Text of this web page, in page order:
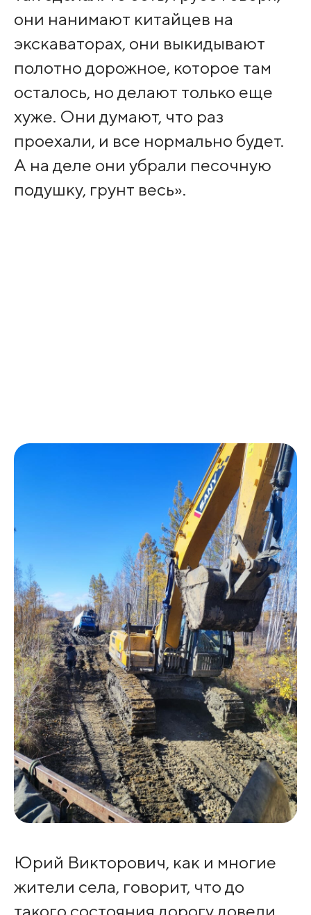
они нанимают китайцев на
экскаваторах, они выкидывают
полотно дорожное, которое там
осталось, но делают только еще
хуже. Они думают, что раз
проехали, и все нормально будет.
А на деле они убрали песочную
подушку, грунт весь».
Юрий Викторович, как и многие
жители села, говорит, что до